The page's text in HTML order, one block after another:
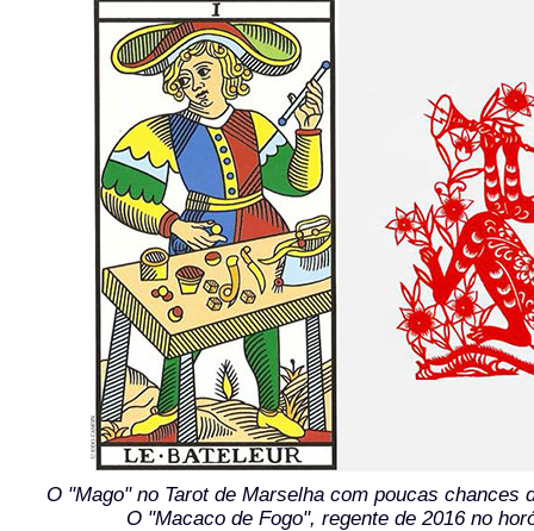
O "Mago" no Tarot de Marselha com poucas chances
O "Macaco de Fogo", regente de 2016 no